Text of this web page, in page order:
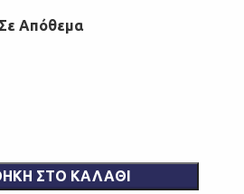
Απόθεμα
ΣΤΟ ΚΑΛΆΘΙ